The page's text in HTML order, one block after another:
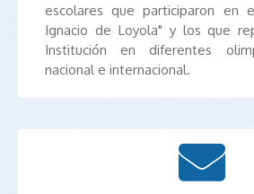
escolares que participaron en
Ignacio de Loyola" y los que
Institución en diferentes
nacional e internacional.